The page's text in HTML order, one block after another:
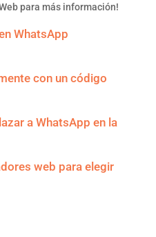
para más información!
WhatsApp
con un código
a WhatsApp en la
web para elegir